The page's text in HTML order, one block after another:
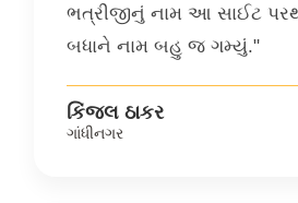
ભત્રીજીનું નામ આ સાઈટ
બધાને નામ બહુ જ ગમ્યું."
કિંજલ ઠાકર
ગાંધીનગર